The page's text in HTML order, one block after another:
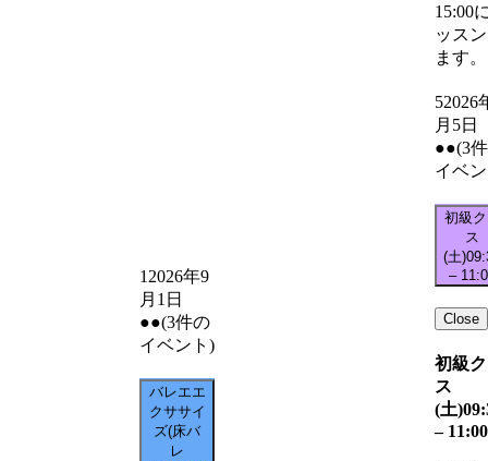
15:00
ッス
ます。
1 2026年9
月1日
●●(3件の
イベント)
バレエエ
クササイ
ズ(床バ
レ
52026
月5日
●●(3
イベ
初級
ス
(土)
–
Close
初級
ス
(土)
– 11:00